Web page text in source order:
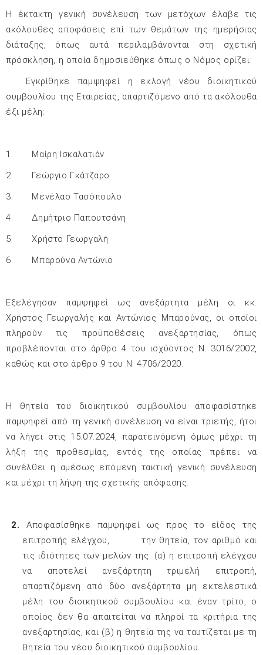
Η έκτακτη γενική συνέλευση των μετόχων έλαβε τις
ακόλουθες αποφάσεις επί των θεμάτων της ημερήσιας
διάταξης, όπως αυτά περιλαμβάνονται στη σχετική
πρόσκληση, η οποία δημοσιεύθηκε όπως ο Νόμος ορίζει:
Εγκρίθηκε παμψηφεί η εκλογή νέου διοικητικού
συμβουλίου της Εταιρείας, απαρτιζόμενο από τα ακόλουθα
έξι μέλη:
1.
Μαίρη Ισκαλατιάν
2.
Γεώργιο Γκάτζαρο
3.
Μενέλαο Τασόπουλο
4.
Δημήτριο Παπουτσάνη
5.
Χρήστο Γεωργαλή
6.
Μπαρούνα Αντώνιο
Εξελέγησαν παμψηφεί ως ανεξάρτητα μέλη οι κκ.
Χρήστος Γεωργαλής και Αντώνιος Μπαρούνας, οι οποίοι
πληρούν τις προϋποθέσεις ανεξαρτησίας, όπως
προβλέπονται στο άρθρο 4 του ισχύοντος Ν. 3016/2002,
καθώς και στο άρθρο 9 του Ν. 4706/2020.
Η θητεία του διοικητικού συμβουλίου αποφασίστηκε
παμψηφεί από τη γενική συνέλευσηνα είναι τριετής, ήτοι
να λήγει στις 15.07.2024, παρατεινόμενη όμως μέχρι τη
λήξη της προθεσμίας, εντός της οποίας πρέπει να
συνέλθει η αμέσως επόμενη τακτική γενική συνέλευση
και μέχρι τη λήψη της σχετικής απόφασης.
2. Αποφασίσθηκε παμψηφεί ως προς το είδος της
επιτροπής ελέγχου,
την θητεία, τον αριθμό και
τις ιδιότητες των μελών της: (α) η επιτροπή ελέγχου
να αποτελεί ανεξάρτητη τριμελή επιτροπή,
απαρτιζόμενη από δύο ανεξάρτητα μη εκτελεστικά
μέλη του διοικητικού συμβουλίου και έναν τρίτο, ο
οποίος δεν θα απαιτείται να πληροί τα κριτήρια της
ανεξαρτησίας, και (β) η θητεία της να ταυτίζεται με τη
θητεία του νέου διοικητικού συμβουλίου.